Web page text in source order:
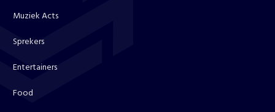
Muziek Acts
Sprekers
Entertainers
Food